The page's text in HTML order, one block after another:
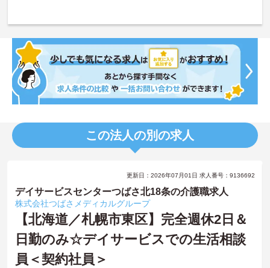
この法人の別の求人
更新日：2026年07月01日 求人番号：9136692
デイサービスセンターつばさ北18条の介護職求人
株式会社つばさメディカルグループ
【北海道／札幌市東区】完全週休2日＆
日勤のみ☆デイサービスでの生活相談
員＜契約社員＞